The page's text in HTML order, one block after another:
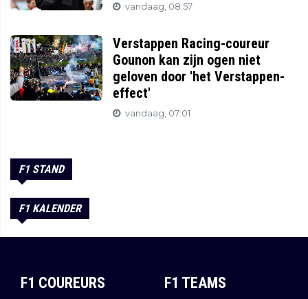
vandaag, 08:57
Verstappen Racing-coureur
Gounon kan zijn ogen niet
geloven door 'het Verstappen-
effect'
vandaag, 07:01
F1 STAND
F1 KALENDER
F1 COUREURS F1 TEAMS